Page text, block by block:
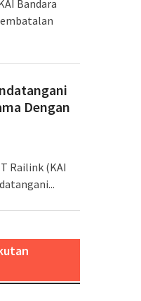
Bandara
Dengan
Railink (KAI